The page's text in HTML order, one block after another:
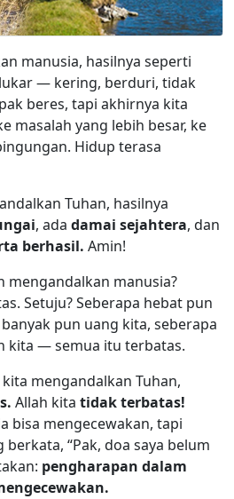
manusia, hasilnya seperti
— kering, berduri, tidak
beres, tapi akhirnya kita
masalah yang lebih besar, ke
Hidup terasa
Tuhan, hasilnya
, ada damai sejahtera, dan
berhasil. Amin!
mengandalkan manusia?
Setuju? Seberapa hebat pun
pun uang kita, seberapa
kita — semua itu terbatas.
mengandalkan Tuhan,
Allah kita tidak terbatas!
bisa mengecewakan, tapi
berkata, “Pak, doa saya belum
pengharapan dalam